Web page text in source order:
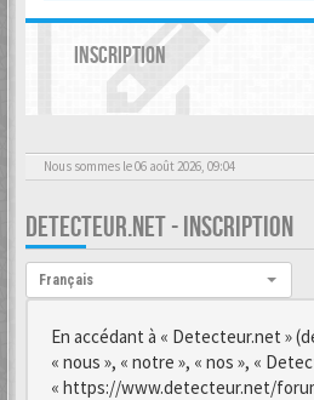
INSCRIPTION
Nous sommes le 06 août 2026, 09:04
DETECTEUR.NET - INSCRIPTION
Langue :
Français
En accédant à « Detecteur.net »
« nous », « notre », « nos », «
« https://www.detecteur.net/